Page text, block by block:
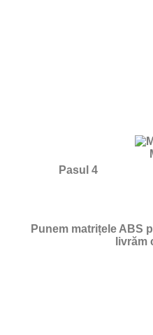
Pasul 4
Punem matrițele ABS
livrăm